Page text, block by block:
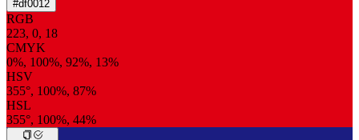
#df0012
RGB
223, 0, 18
CMYK
0%, 100%, 92%, 13%
HSV
355°, 100%, 87%
HSL
355°, 100%, 44%